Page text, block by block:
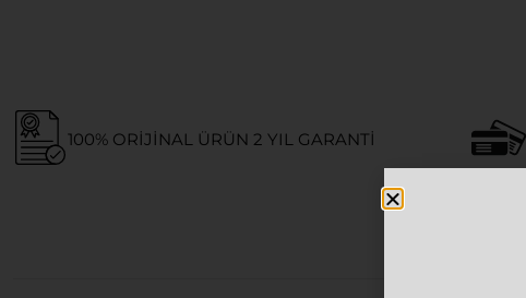
100% ORIJINAL ÜRÜN 2 YIL GARANTI